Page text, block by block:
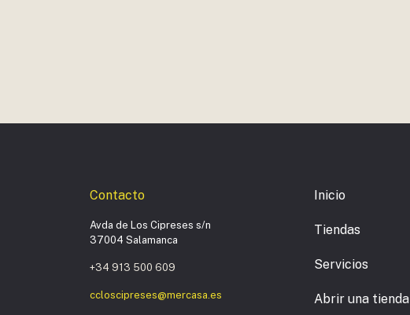
Contacto
Avda de Los Cipreses s/n
37004 Salamanca
+34 913 500 609
ccloscipreses@mercasa.es
Inicio
Tiendas
Servicios
Abrir una tienda